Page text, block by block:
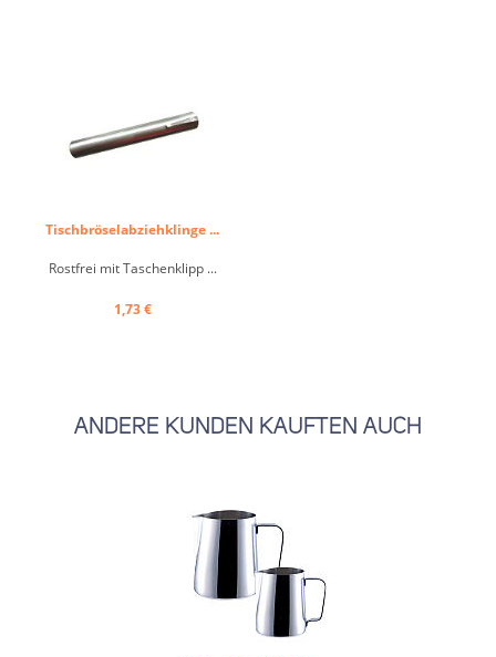
Tischbröselabziehklinge ...
Rostfrei mit Taschenklipp ...
1,73 €
ANDERE KUNDEN KAUFTEN AUCH